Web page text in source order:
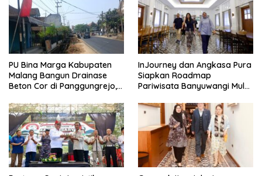
PU Bina Marga Kabupaten
Malang Bangun Drainase
Beton Cor di Panggungrejo,
InJourney dan Angkasa Pura
Siapkan Roadmap
Pariwisata Banyuwangi Mulai